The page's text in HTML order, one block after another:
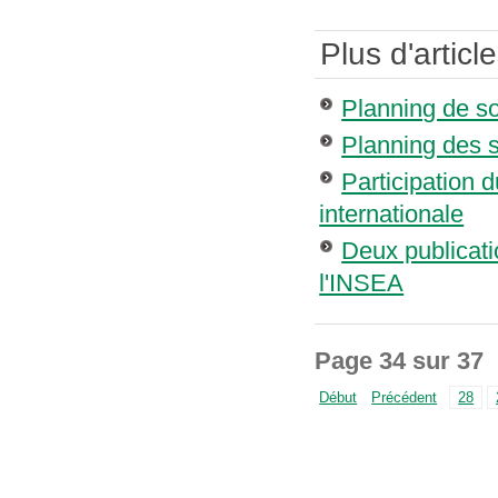
Plus
Planning de
Planning des
Participation
internationale
Deux
l'INSEA
Page 34 sur 37
Début Précédent 28